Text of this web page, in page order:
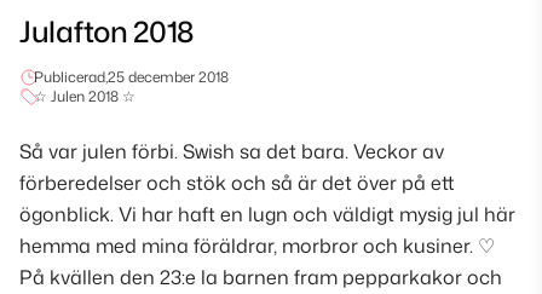
Julafton 2018
Publicerad,25 december 2018
☆ Julen 2018 ☆
Så var julen förbi. Swish sa det bara. Veckor av
förberedelser och stök och så är det över på ett
ögonblick. Vi har haft en lugn och väldigt mysig jul här
hemma med mina föräldrar, morbror och kusiner. ♡
På kvällen den 23:e la barnen fram pepparkakor och